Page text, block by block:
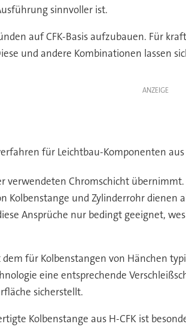
sinnvoller ist.
auf CFK-Basis aufzubauen. Für
und andere Kombinationen lassen
ANZEIGE
für Leichtbau-Komponenten
verwendeten Chromschicht
Kolbenstange und Zylinderrohr dienen
Ansprüche nur bedingt geeignet,
für Kolbenstangen von Hänchen
eine entsprechende
sicherstellt.
Kolbenstange aus H-CFK ist